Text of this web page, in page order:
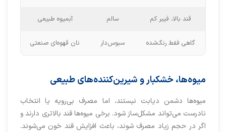
قند بالا، فیبر کم سالم آبمیوه طبیعی
گاهی فقط رنگ‌شده سبوس‌دار نان قهوه‌ای صنعتی
میوه‌ها، خشکبار و شیرین‌کننده‌های طبیعی
میوه‌ها دشمن دیابت نیستند، اما مصرف بی‌رویه یا انتخاب
نادرست می‌تواند مشکل‌ساز شود. برخی میوه‌ها قند بالاتری دارند و
اگر در حجم زیاد مصرف شوند، باعث افزایش قند خون می‌شوند.